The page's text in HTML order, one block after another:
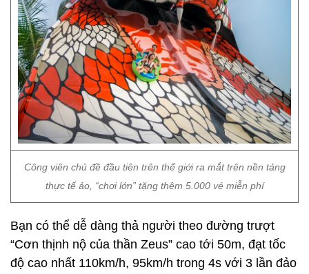
Công viên chủ đề đầu tiên trên thế giới ra mắt trên nền tảng
thực tế ảo, “chơi lớn” tặng thêm 5.000 vé miễn phí
Bạn có thể dễ dàng thả người theo đường trượt
“Cơn thịnh nộ của thần Zeus” cao tới 50m, đạt tốc
độ cao nhất 110km/h, 95km/h trong 4s với 3 lần đảo